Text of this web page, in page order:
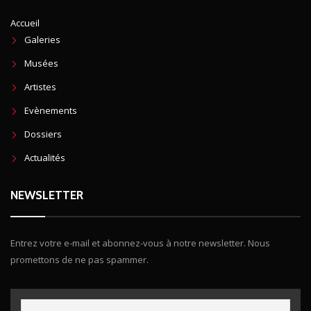
Accueil
Galeries
Musées
Artistes
Evènements
Dossiers
Actualités
NEWSLETTER
Entrez votre e-mail et abonnez-vous à notre newsletter. Nous
promettons de ne pas spammer.